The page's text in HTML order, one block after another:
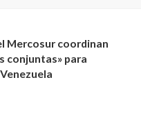
Mercosur coordinan
conjuntas» para